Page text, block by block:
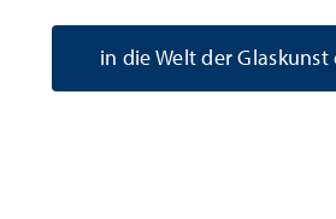
in die Welt der